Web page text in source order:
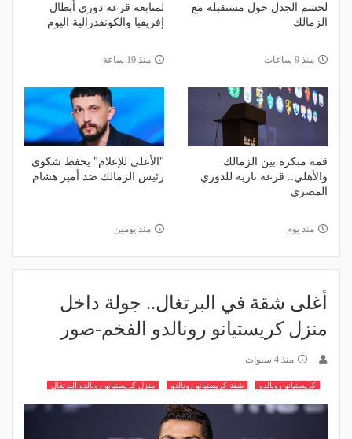
لحسم الجدل حول مستقبله مع
الزمالك
منذ 9 ساعات
لمتابعة قرعة دوري أبطال
إفريقيا والكونفدرالية اليوم
منذ 19 ساعة
قمة مبكرة بين الزمالك
والأهلي.. قرعة نارية للدوري
المصري
منذ يوم
"الأعلى للإعلام" يحفظ شكوى
رئيس الزمالك ضد أمير هشام
منذ يومين
أغلى شقة في البرتغال.. جولة داخل
منزل كريستيانو رونالدو الفخم-صور
منذ 4 سنوات
كريستيانو رونالدو شقة كريستيانو رونالدو منزل كريستيانو رونالدو البرتغال